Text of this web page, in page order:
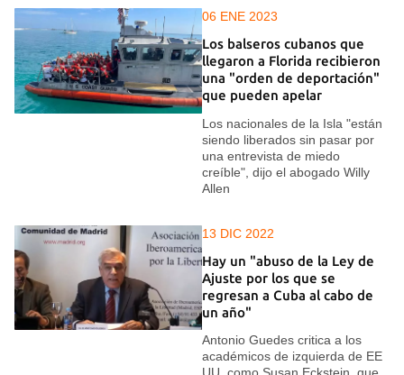
06 ENE 2023
Los balseros cubanos que
llegaron a Florida recibieron
una "orden de deportación"
que pueden apelar
Los nacionales de la Isla "están
siendo liberados sin pasar por
una entrevista de miedo
creíble", dijo el abogado Willy
Allen
13 DIC 2022
Hay un "abuso de la Ley de
Ajuste por los que se
regresan a Cuba al cabo de
un año"
Antonio Guedes critica a los
académicos de izquierda de EE